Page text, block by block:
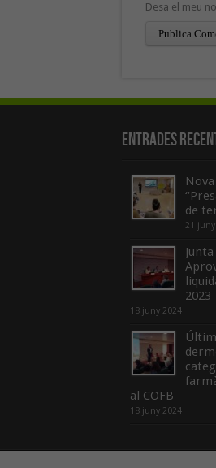
Desa el meu
Entrades
de
21
2023
18 juny 2024
al COFB
18 juny 2024